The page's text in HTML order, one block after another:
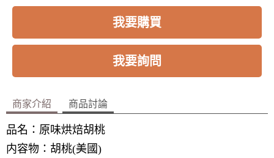
我要購買
我要詢問
商家介紹 商品討論
品名：原味烘焙胡桃
内容物：胡桃(美國)